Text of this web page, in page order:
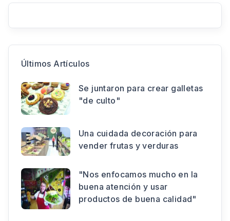
Últimos Artículos
Se juntaron para crear galletas
"de culto"
Una cuidada decoración para
vender frutas y verduras
"Nos enfocamos mucho en la
buena atención y usar
productos de buena calidad"